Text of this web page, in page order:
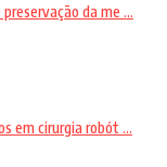
da me ...
em cirurgia robót ...